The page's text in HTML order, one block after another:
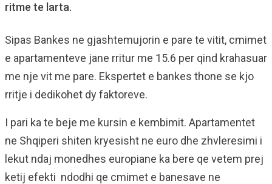
ritme te larta.
Sipas Bankes ne gjashtemujorin e pare te vitit, cmimet
e apartamenteve jane rritur me 15.6 per qind krahasuar
me nje vit me pare. Ekspertet e bankes thone se kjo
rritje i dedikohet dy faktoreve.
I pari ka te beje me kursin e kembimit. Apartamentet
ne Shqiperi shiten kryesisht ne euro dhe zhvleresimi i
lekut ndaj monedhes europiane ka bere qe vetem prej
ketij efekti ndodhi qe cmimet e banesave ne